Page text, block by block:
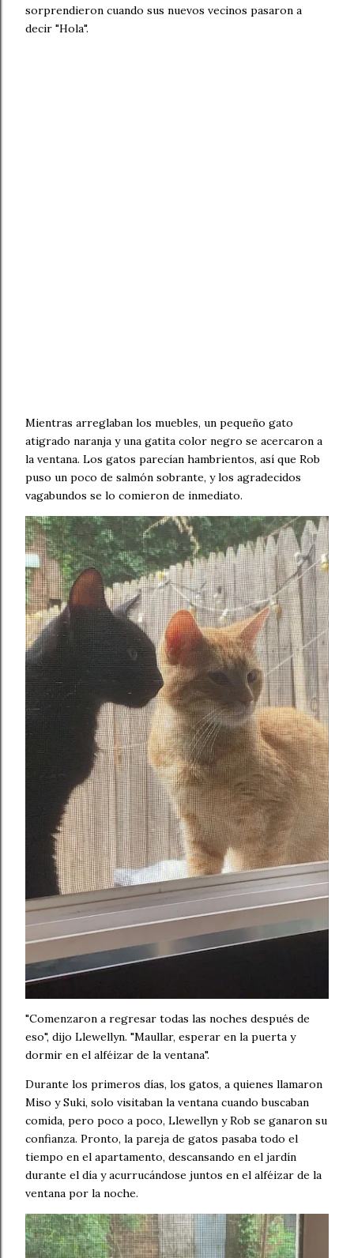
sorprendieron cuando sus nuevos vecinos pasaron a
decir "Hola".
Mientras arreglaban los muebles, un pequeño gato
atigrado naranja y una gatita color negro se acercaron a
la ventana. Los gatos parecían hambrientos, así que Rob
puso un poco de salmón sobrante, y los agradecidos
vagabundos se lo comieron de inmediato.
"Comenzaron a regresar todas las noches después de
eso", dijo Llewellyn. "Maullar, esperar en la puerta y
dormir en el alféizar de la ventana".
Durante los primeros días, los gatos, a quienes llamaron
Miso y Suki, solo visitaban la ventana cuando buscaban
comida, pero poco a poco, Llewellyn y Rob se ganaron su
confianza. Pronto, la pareja de gatos pasaba todo el
tiempo en el apartamento, descansando en el jardín
durante el día y acurrucándose juntos en el alféizar de la
ventana por la noche.